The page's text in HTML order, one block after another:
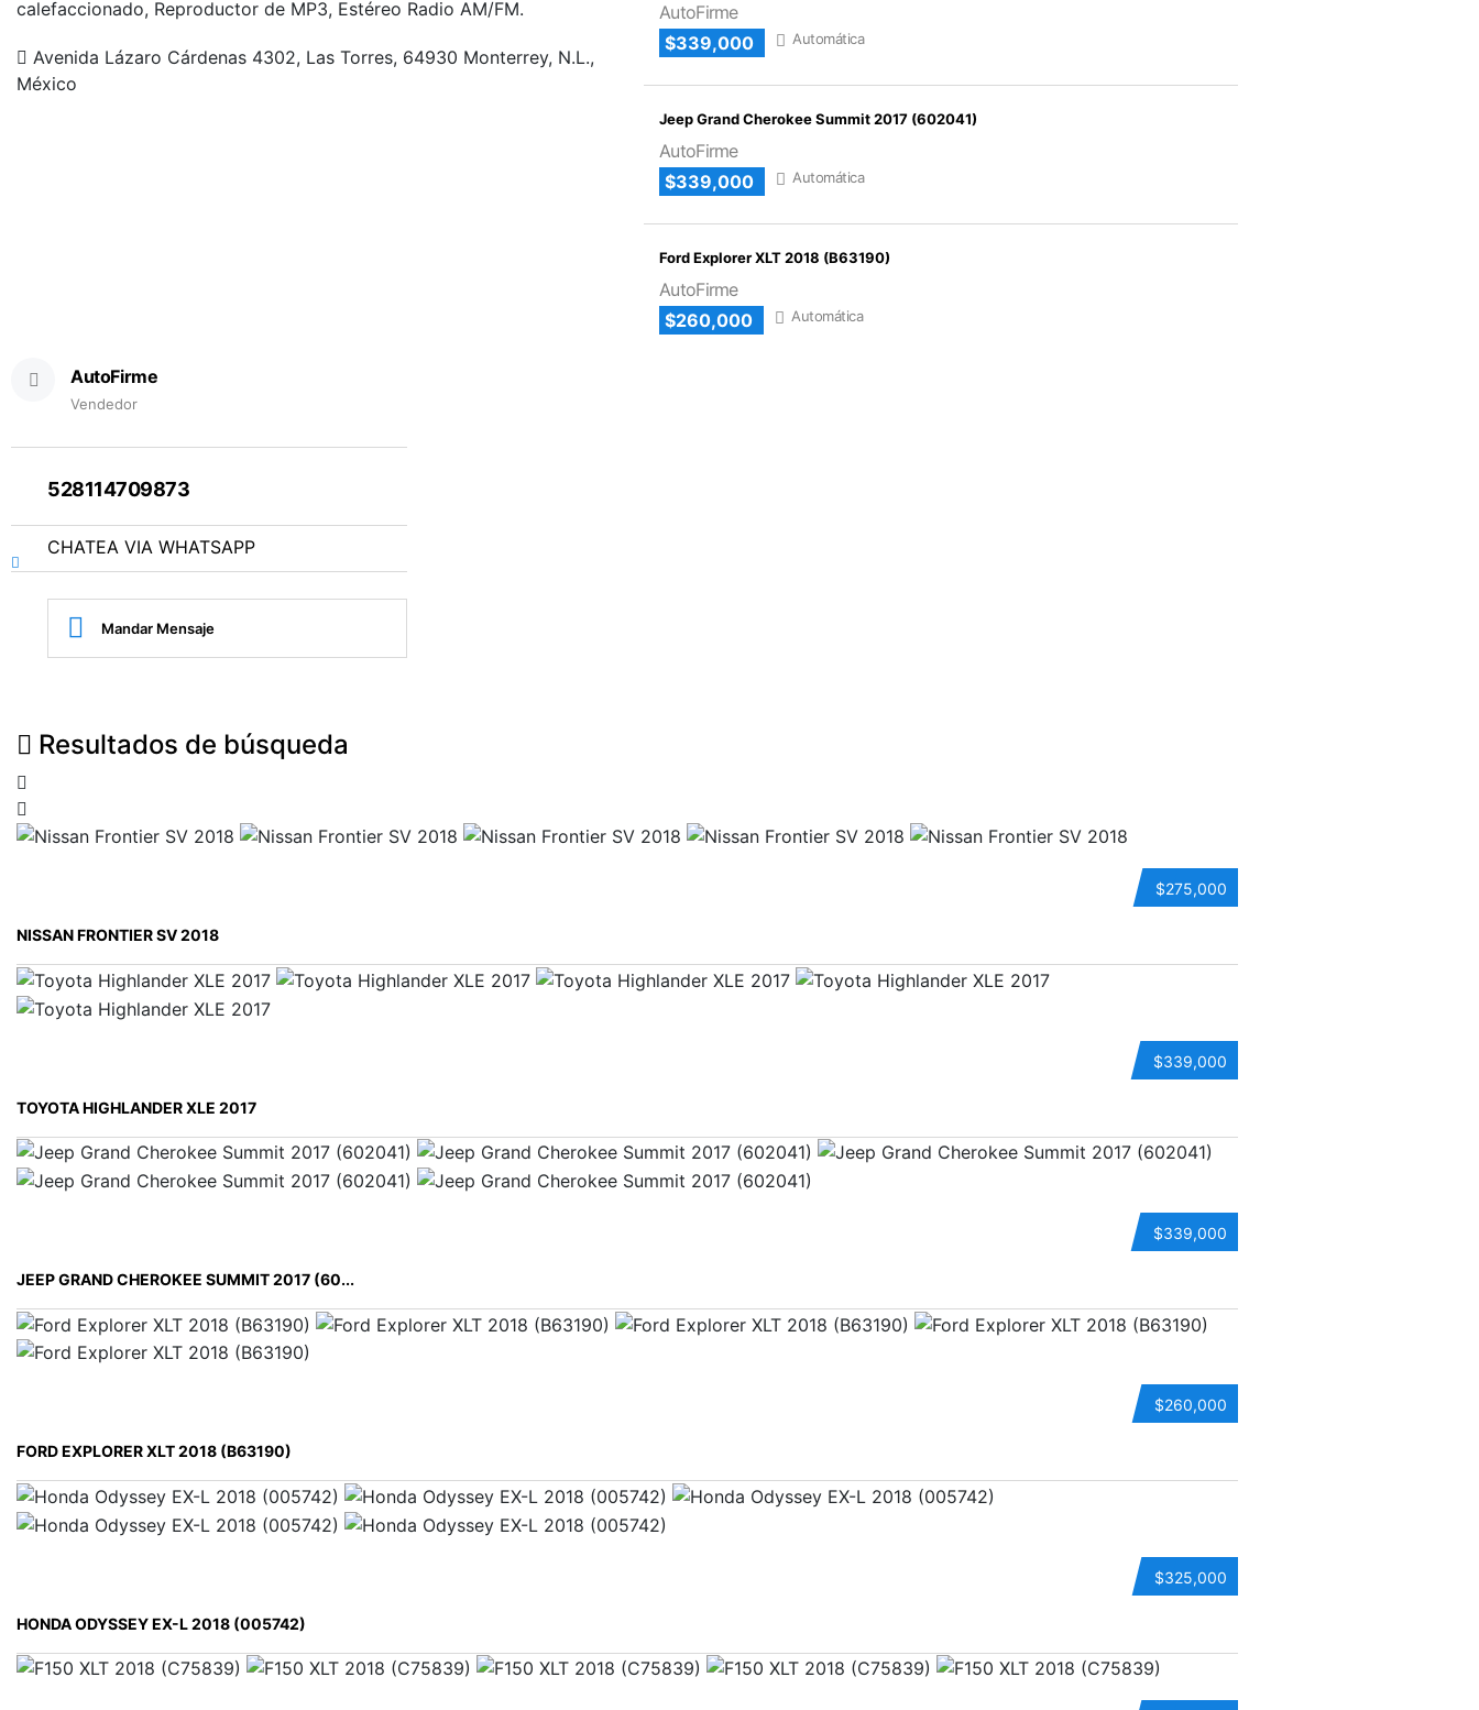
calefaccionado, Reproductor de MP3, Estéreo Radio AM/FM.
Avenida Lázaro Cárdenas 4302, Las Torres, 64930 Monterrey, N.L.,
México
AutoFirme
$339,000
Automática
Jeep Grand Cherokee Summit 2017 (602041)
AutoFirme
$339,000
Automática
Ford Explorer XLT 2018 (B63190)
AutoFirme
$260,000
Automática
AutoFirme
Vendedor
528114709873
CHATEA VIA WHATSAPP
Mandar Mensaje
Resultados de búsqueda
$275,000
NISSAN FRONTIER SV 2018
$339,000
TOYOTA HIGHLANDER XLE 2017
$339,000
JEEP GRAND CHEROKEE SUMMIT 2017 (60...
$260,000
FORD EXPLORER XLT 2018 (B63190)
$325,000
HONDA ODYSSEY EX-L 2018 (005742)